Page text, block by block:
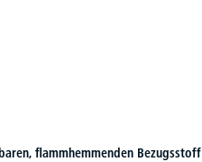
flammhemmenden Bezugsstoff